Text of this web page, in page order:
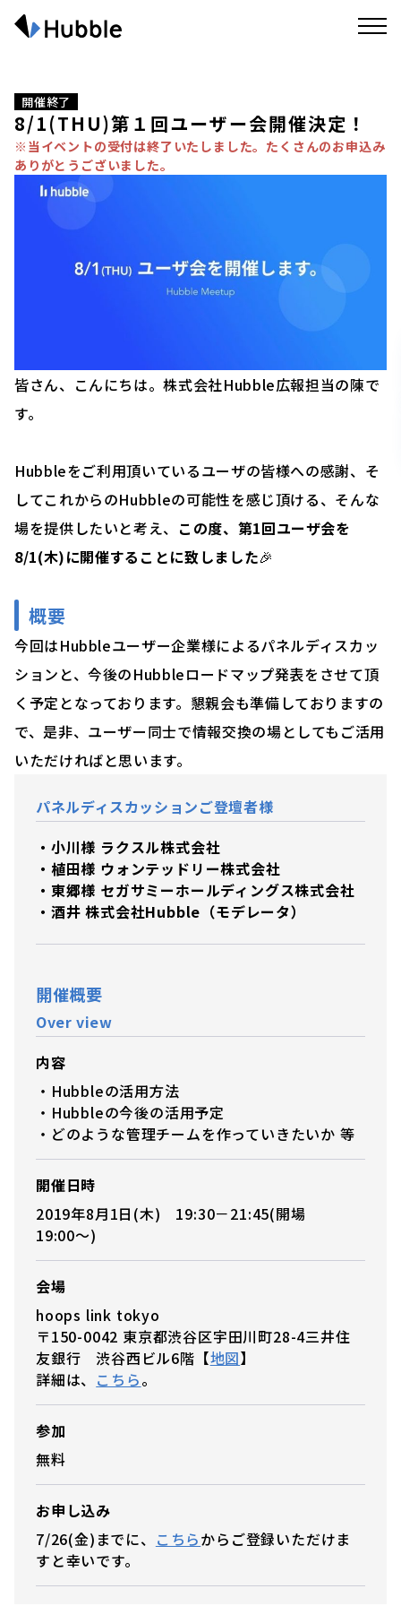
開催終了
8/1(THU)第１回ユーザー会開催決定！
※当イベントの受付は終了いたしました。たくさんのお申込み
ありがとうございました。
皆さん、こんにちは。株式会社Hubble広報担当の陳で
す。
Hubbleをご利用頂いているユーザの皆様への感謝、そ
してこれからのHubbleの可能性を感じ頂ける、そんな
場を提供したいと考え、 この度、第1回ユーザ会を
8/1(木)に開催することに致しました🎉
概要
今回はHubbleユーザー企業様によるパネルディスカッ
ションと、今後のHubbleロードマップ発表をさせて頂
く予定となっております。懇親会も準備しておりますの
で、是非、ユーザー同士で情報交換の場としてもご活用
いただければと思います。
パネルディスカッションご登壇者様
・小川様 ラクスル株式会社
・植田様 ウォンテッドリー株式会社
・東郷様 セガサミーホールディングス株式会社
・酒井 株式会社Hubble（モデレータ）
開催概要
Over view
内容
・Hubbleの活用方法
・Hubbleの今後の活用予定
・どのような管理チームを作っていきたいか 等
開催日時
2019年8月1日(木) 19:30－21:45(開場
19:00〜)
会場
hoops link tokyo
〒150-0042 東京都渋谷区宇田川町28-4三井住
友銀行 渋谷西ビル6階【地図】
詳細は、 こちら。
参加
無料
お申し込み
7/26(金)までに、 こちらからご登録いただけま
すと幸いです。